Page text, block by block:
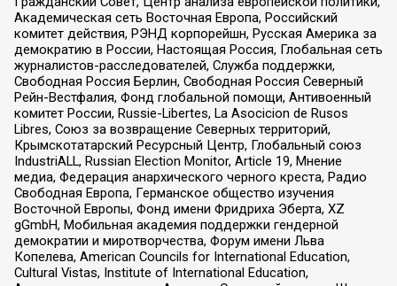
Академическая сеть Восточная Европа, Российский
комитет действия, РЭНД корпорейшн, Русская Америка за
демократию в России, Настоящая Россия, Глобальная сеть
журналистов-расследователей, Служба поддержки,
Свободная Россия Берлин, Свободная Россия Северный
Рейн-Вестфалия, Фонд глобальной помощи, Антивоенный
комитет России, Russie-Libertes, La Asocicion de Rusos
Libres, Союз за возвращение Северных территорий,
Крымскотатарский Ресурсный Центр, Глобальный союз
IndustriALL, Russian Election Monitor, Article 19, Мнение
медиа, Федерация анархического черного креста, Радио
Свободная Европа, Германское общество изучения
Восточной Европы, Фонд имени Фридриха Эберта, XZ
gGmbH, Мобильная академия поддержки гендерной
демократии и миротворчества, Форум имени Льва
Копелева, American Councils for International Education,
Cultural Vistas, Institute of International Education,